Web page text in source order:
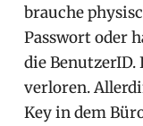
brauche
Passwort oder
die BenutzerID.
verloren.
Key in dem